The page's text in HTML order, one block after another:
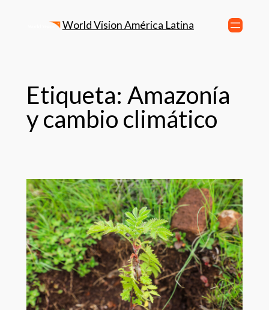
World Vision América Latina
Etiqueta: Amazonía
y cambio climático